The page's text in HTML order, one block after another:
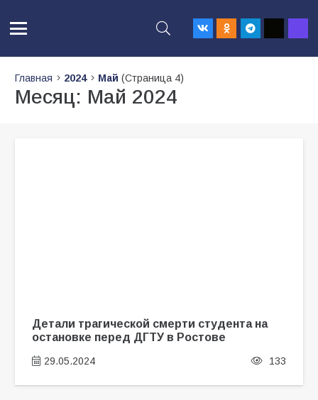
Главная 2024 Май (Страница 4)
Месяц: Май 2024
Детали трагической смерти студента на
остановке перед ДГТУ в Ростове
29.05.2024 133